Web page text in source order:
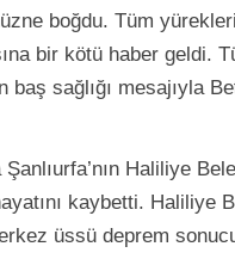
boğdu. Tüm
bir kötü haber geldi.
baş sağlığı mesajıyla
Haliliye
kaybetti. Haliliye
üssü deprem